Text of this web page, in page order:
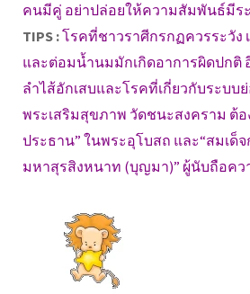
คนมีคู่ อย่าปล่อยให้ความสัมพันธ์มีระ
TIPS :โรคที่ชาวราศีกรกฏควรระวัง
และต่อมน้ำนมมักเกิดอาการผิดปกติ
ลำไส้อักเสบและโรคที่เกี่ยวกับระบบ
พระเสริมสุขภาพ วัดชนะสงคราม ต้อ
ประธาน” ในพระอุโบสถ และ“สมเด็
มหาสุรสิงหนาท (บุญมา)” ผู้นับถือคว